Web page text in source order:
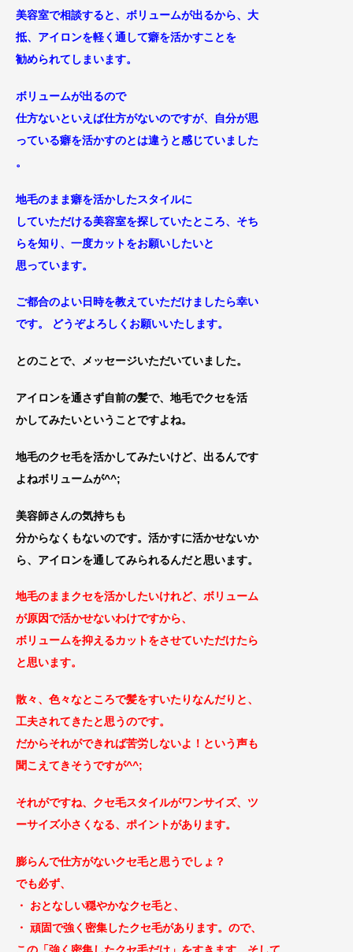
美容室で相談すると、ボリュームが出るから、大
抵、 アイロンを軽く通して癖を活かすことを
勧められてしまいます。
ボリュームが出るので
仕方ないといえば仕方がないのですが、
自分が思
っている癖を活かすのとは違うと感じていました
。
地毛のまま癖を活かしたスタイルに
していただける美容室を探していたところ、そち
らを知り、 一度カットをお願いしたいと
思っています。
ご都合のよい日時を教えていただけましたら幸い
です。 どうぞよろしくお願いいたします。
とのことで、メッセージいただいていました。
アイロンを通さず自前の髪で、地毛でクセを活
かしてみたいということですよね。
地毛のクセ毛を活かしてみたいけど、出るんです
よねボリュームが^^;
美容師さんの気持ちも
分からなくもないのです。 活かすに活かせないか
ら、アイロンを通してみられるんだと思います。
地毛のままクセを活かしたいけれど、ボリューム
が原因で活かせないわけですから、
ボリュームを抑えるカットをさせていただけたら
と思います。
散々、色々なところで髪をすいたりなんだりと、
工夫されてきたと思うのです。
だからそれができれば苦労しないよ！という声も
聞こえ てきそうですが^^;
それがですね、クセ毛スタイルがワンサイズ、ツ
ーサイズ小さくなる、ポイントがあります。
膨らんで仕方がないクセ毛と思うでしょ？
でも必ず、
・ おとなしい穏やかなクセ毛と、
・ 頑固で強く密集したクセ毛があります。ので、
この「強く密集したクセ毛だけ」をすきます。そして